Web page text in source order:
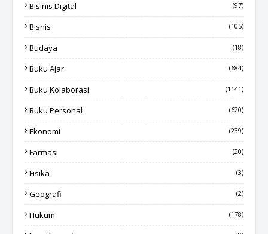
Bisinis Digital (97)
Bisnis (105)
Budaya (18)
Buku Ajar (684)
Buku Kolaborasi (1141)
Buku Personal (620)
Ekonomi (239)
Farmasi (20)
Fisika (3)
Geografi (2)
Hukum (178)